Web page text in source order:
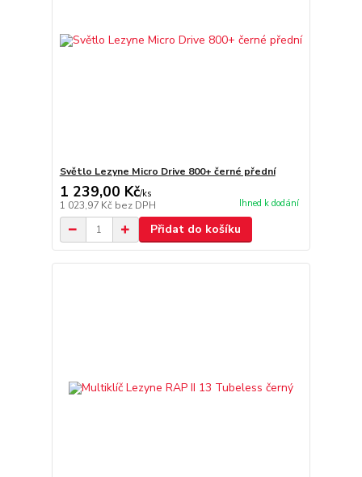
Světlo Lezyne Micro Drive 800+ černé přední
1 239,00 Kč/ks
1 023,97 Kč bez DPH Ihned k dodání
Přidat do košíku